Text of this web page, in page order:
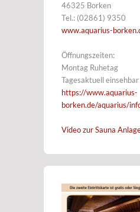
46325 Borken
Tel.: (02861) 9350
www.aquarius-
Öffnungszeiten:
Montag Ruhetag
Tagesaktuell
https://www.aquarius-
borken.de/aquarius/
Video zur Sauna